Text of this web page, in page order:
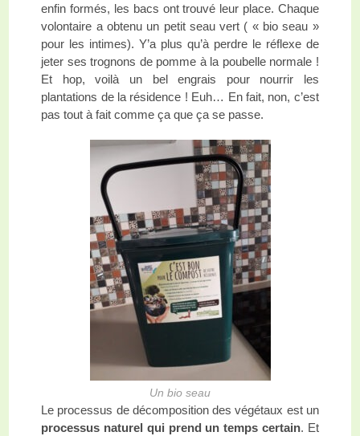
enfin formés, les bacs ont trouvé leur place. Chaque
volontaire a obtenu un petit seau vert ( « bio seau »
pour les intimes). Y’a plus qu’à perdre le réflexe de
jeter ses trognons de pomme à la poubelle normale !
Et hop, voilà un bel engrais pour nourrir les
plantations de la résidence ! Euh… En fait, non, c’est
pas tout à fait comme ça que ça se passe.
Un bio seau
Le processus de décomposition des végétaux est un
processus naturel qui prend un temps certain. Et